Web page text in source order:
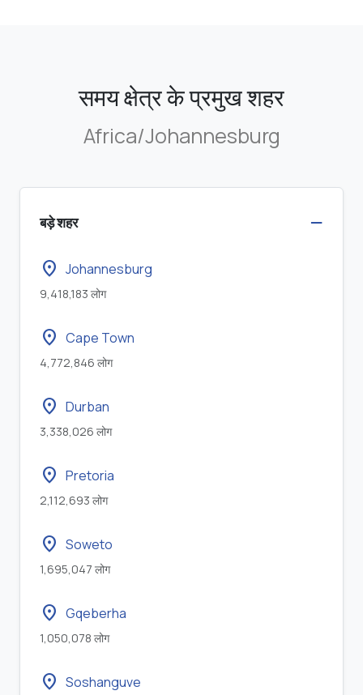
समय क्षेत्र के प्रमुख शहर
Africa/Johannesburg
बड़े शहर
location_on Johannesburg
9,418,183 लोग
location_on Cape Town
4,772,846 लोग
location_on Durban
3,338,026 लोग
location_on Pretoria
2,112,693 लोग
location_on Soweto
1,695,047 लोग
location_on Gqeberha
1,050,078 लोग
location_on Soshanguve